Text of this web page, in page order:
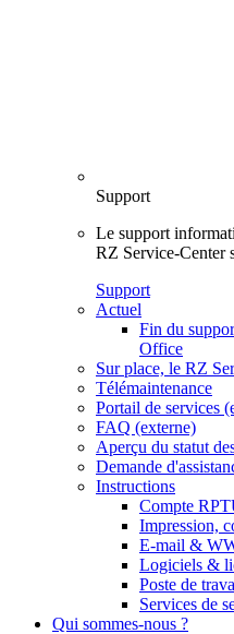
Support
Le support
RZ Service-Center
Support
Actuel
Fin du
Office
Sur place, le RZ
Télémaintenance
Portail de services
FAQ (externe)
Aperçu du statut
Demande
Instructions
Compte
Impression,
E-mail &
Logiciels &
Poste de
Services de
Qui sommes-nous ?